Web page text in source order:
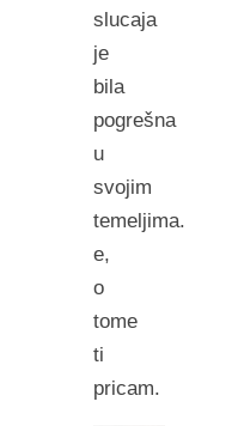
slucaja
je
bila
pogrešna
u
svojim
temeljima.
e,
o
tome
ti
pricam.